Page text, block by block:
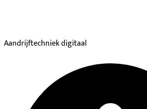
Aandrijftechniek digitaal